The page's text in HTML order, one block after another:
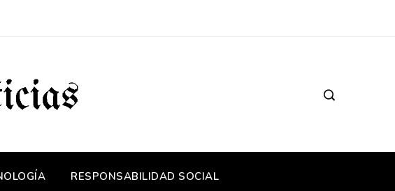
RESPONSABILIDAD SOCIAL